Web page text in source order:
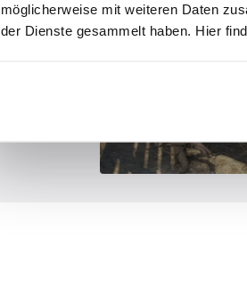
möglicherweise mit weiteren Daten
der Dienste gesammelt haben. Hier